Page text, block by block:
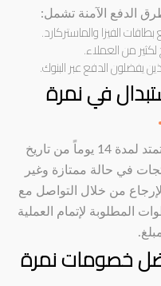
الدفع الآمنة تشمل:
الفيزا والماستركارد.
لكثير من العملاء.
يفضلون الدفع عبر البنوك.
في نمرة
تتيح لك نمرة سياسة إرجاع سهلة تمتد لمدة 14 يوماً من تاريخ
في حالة ممتازة وغير
من خلال التواصل مع
المطلوبة لإتمام العملية
خصومات نمرة